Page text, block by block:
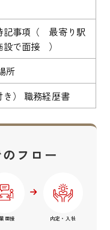
事項（ 最寄り駅
設で面接 ）
所
き） 職務経歴書
フロー
面接 内定・入社